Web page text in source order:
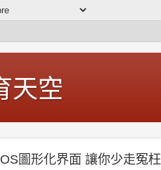
天空
圖形化界面 讓你少走冤